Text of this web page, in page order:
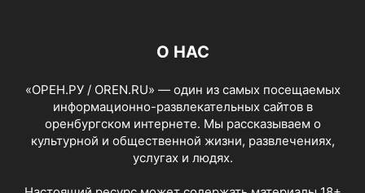
О НАС
«ОРЕН.РУ / OREN.RU» — один из самых посещаемых
информационно-развлекательных сайтов в
оренбургском интернете. Мы рассказываем о
культурной и общественной жизни, развлечениях,
услугах и людях.